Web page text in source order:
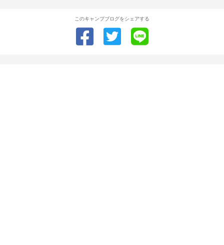
このキャンプブログをシェアする